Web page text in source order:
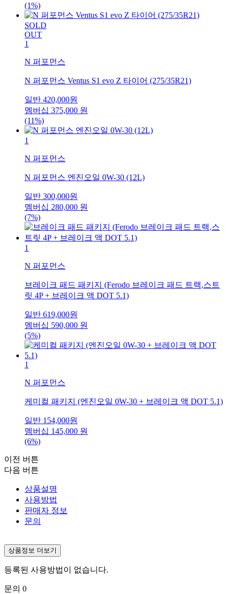
(1%)
SOLD
OUT
1
N 퍼포먼스
N 퍼포먼스 Ventus S1 evo Z 타이어 (275/35R21)
일반 420,000원
멤버십 375,000 원
(11%)
1
N 퍼포먼스
N 퍼포먼스 엔진오일 0W-30 (12L)
일반 300,000원
멤버십 280,000 원
(7%)
1
N 퍼포먼스
브레이크 패드 패키지 (Ferodo 브레이크 패드 트랙,스트
릿 4P + 브레이크 액 DOT 5.1)
일반 619,000원
멤버십 590,000 원
(5%)
1
N 퍼포먼스
케미컬 패키지 (엔진오일 0W-30 + 브레이크 액 DOT 5.1)
일반 154,000원
멤버십 145,000 원
(6%)
이전 버튼
다음 버튼
상품설명
사용방법
판매자 정보
문의
상품정보 더보기
등록된 사용방법이 없습니다.
문의 0